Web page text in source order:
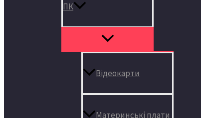
ПК
Відеокарти
Материнські плати